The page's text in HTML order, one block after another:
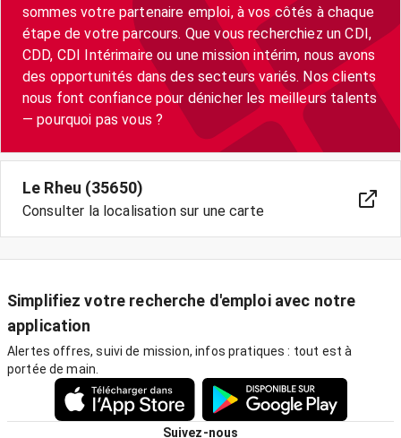
sommes votre partenaire emploi, à vos côtés à chaque
étape de votre parcours. Que vous recherchiez un CDI,
CDD, CDI Intérimaire ou une mission intérim, nous avons
des opportunités dans des secteurs variés. Nos clients
nous font confiance pour dénicher les meilleurs talents
— pourquoi pas vous ?
Le Rheu (35650)
Consulter la localisation sur une carte
Simplifiez votre recherche d'emploi avec notre
application
Alertes offres, suivi de mission, infos pratiques : tout est à
portée de main.
Suivez-nous